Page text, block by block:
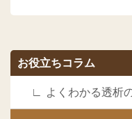
お役立ちコラム
よくわかる透析